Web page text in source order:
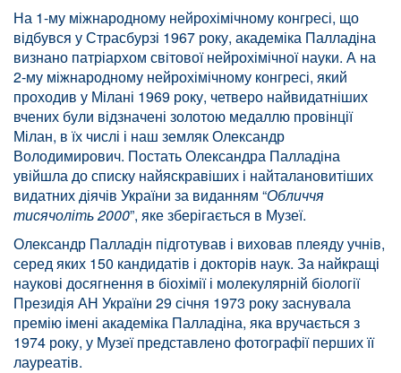
На 1-му міжнародному нейрохімічному конгресі, що
відбувся у Страсбурзі 1967 року, академіка Палладіна
визнано патріархом світової нейрохімічної науки. А на
2-му міжнародному нейрохімічному конгресі, який
проходив у Мілані 1969 року, четверо найвидатніших
вчених були відзначені золотою медаллю провінції
Мілан, в їх числі і наш земляк Олександр
Володимирович. Постать Олександра Палладіна
увійшла до списку найяскравіших і найталановитіших
видатних діячів України за виданням “Обличчя
тисячоліть 2000”, яке зберігається в Музеї.
Олександр Палладін підготував і виховав плеяду учнів,
серед яких 150 кандидатів і докторів наук. За найкращі
наукові досягнення в біохімії і молекулярній біології
Президія АН України 29 січня 1973 року заснувала
премію імені академіка Палладіна, яка вручається з
1974 року, у Музеї представлено фотографії перших її
лауреатів.